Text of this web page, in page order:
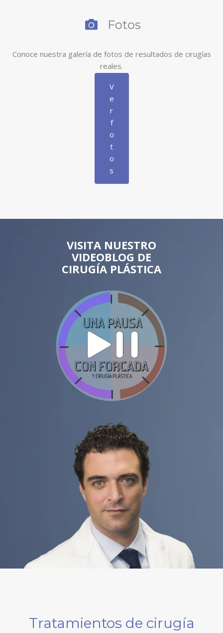
Fotos
Conoce nuestra galería de fotos de resultados de cirugías
reales.
V
e
r
f
o
t
o
s
VISITA NUESTRO
VIDEOBLOG DE
CIRUGÍA PLÁSTICA
Tratamientos de cirugía